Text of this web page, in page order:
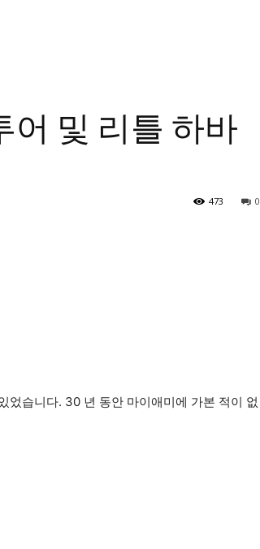
어 및 리틀 하바
0
473
었습니다. 30 년 동안 마이애미에 가본 적이 없